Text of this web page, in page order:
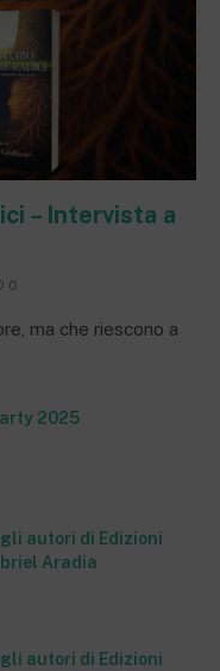
– Intervista a
0
ma che riescono a
2025
autori di Edizioni
Aradia
autori di Edizioni